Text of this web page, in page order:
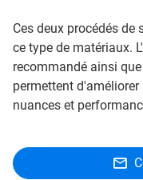
Ces deux procédés
ce type de matériaux.
recommandé ainsi
permettent
nuances et